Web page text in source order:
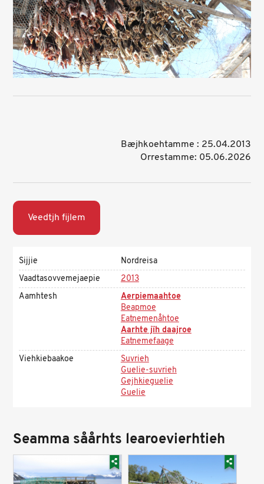
Bæjhkoehtamme : 25.04.2013
Orrestamme: 05.06.2026
Veedtjh fijlem
Sijjie
Nordreisa
Vaadtasovvemejaepie
2013
Aamhtesh
Aerpiemaahtoe
Beapmoe
Eatnemenåhtoe
Aarhte jïh daajroe
Eatnemefaage
Viehkiebaakoe
Suvrieh
Guelie-suvrieh
Gejhkieguelie
Guelie
Seamma såårhts learoevierhtieh